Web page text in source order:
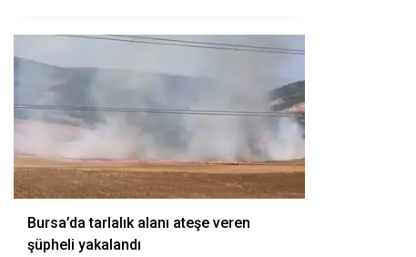
Bursa’da tarlalık alanı ateşe veren
şüpheli yakalandı